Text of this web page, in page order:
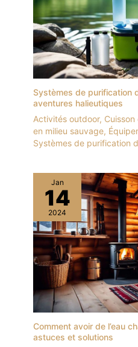
Systèmes de purification
aventures halieutiques
Activités outdoor, Cuisson
en milieu sauvage,
Systèmes de purification
Jan
14
2024
Comment avoir de l’eau
astuces et solutions